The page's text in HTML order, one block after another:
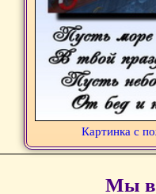
Картинка с
Мы в